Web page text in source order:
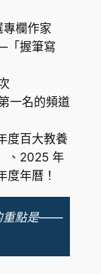
欄作家
「握筆寫
一名的頻道
度百大教養
、2025 年
度年曆！
重點是——